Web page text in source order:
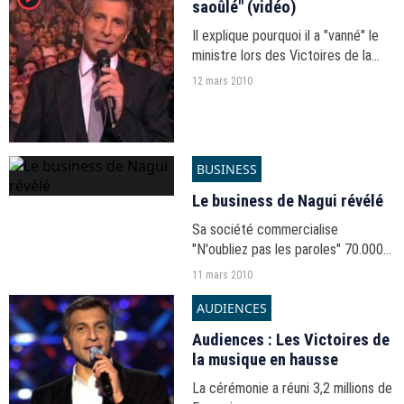
saoûlé" (vidéo)
Il explique pourquoi il a "vanné" le
ministre lors des Victoires de la
Musique.
12 mars 2010
BUSINESS
Le business de Nagui révélé
Sa société commercialise
"N'oubliez pas les paroles" 70.000
euros.
11 mars 2010
AUDIENCES
Audiences : Les Victoires de
la musique en hausse
La cérémonie a réuni 3,2 millions de